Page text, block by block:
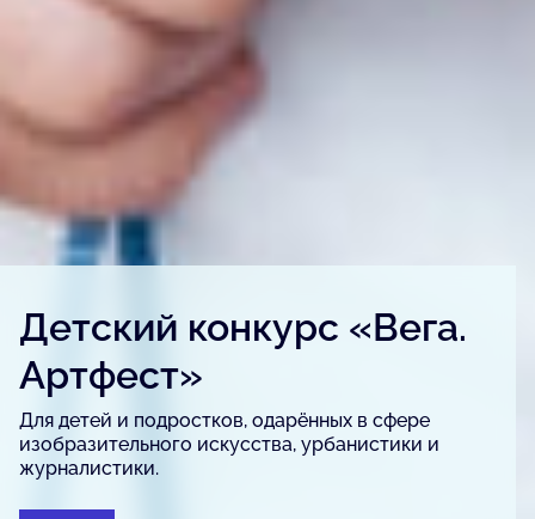
Детский конкурс «Вега.
Артфест»
Для детей и подростков, одарённых в сфере
изобразительного искусства, урбанистики и
журналистики.